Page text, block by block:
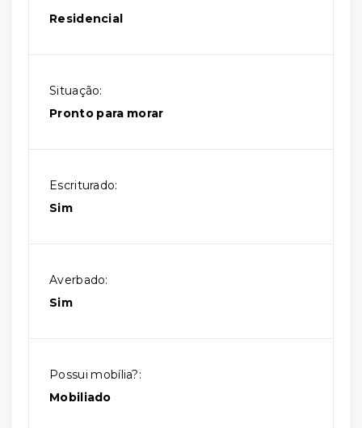
Residencial
Situação:
Pronto para morar
Escriturado:
Sim
Averbado:
Sim
Possui mobília?:
Mobiliado